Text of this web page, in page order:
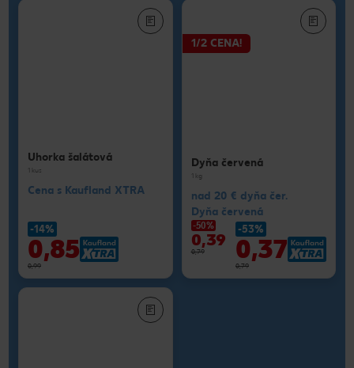
Uhorka šalátová
1 kus
Cena s Kaufland XTRA
-14%
0,85
0,99
1/2 CENA!
Dyňa červená
1 kg
nad 20 € dyňa čer.
Dyňa červená
-50%
0,39
0,79
-53%
0,37
0,79